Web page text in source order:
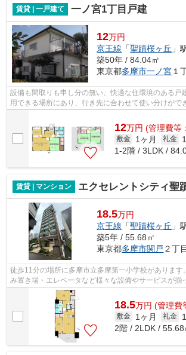
賃貸 | 一戸建て 一ノ宮1丁目戸建
12万円
京王線 「聖蹟桜ヶ丘 」
築50年 / 84.04㎡
東京都多摩市一ノ宮１
設備も間取りも申し分の無い、快適な住環境のある戸
用できる場所にあり、行き先に合わせて使い分けがで
12万円 (管理費等
敷金 1ヶ月 礼金
1-2階 / 3LDK /
賃貸 | マンション エクセレントシティ聖
18.5万円
京王線 「聖蹟桜ヶ丘 」
築5年 / 55.68㎡
東京都多摩市関戸 ２丁
徒歩11分の場所に多摩市立多摩第一小学校があります
み置き場・エレベータなど様々な設備やサービスが揃
す。徒歩5分で駅にアクセスできる物件で...
18.5万円 (管理費
敷金 1ヶ月 礼金
2階 / 2LDK / 55.68